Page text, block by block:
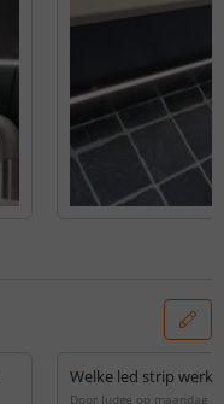
Welke led strip werkt
Door Judge op maandag